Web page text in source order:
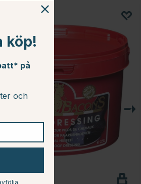
köp!
på
och